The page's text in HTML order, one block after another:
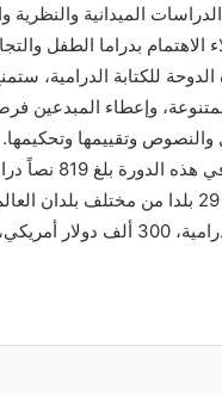
الميدانية والنظرية
بدراما الطفل
الدوحة للكتابة الدرامية،
وإعطاء المبدعين
وتقييمها وتحكيمها.